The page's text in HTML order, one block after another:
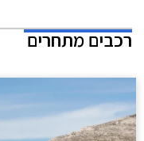
רכבים מתחרים